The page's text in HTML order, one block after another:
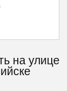
на улице